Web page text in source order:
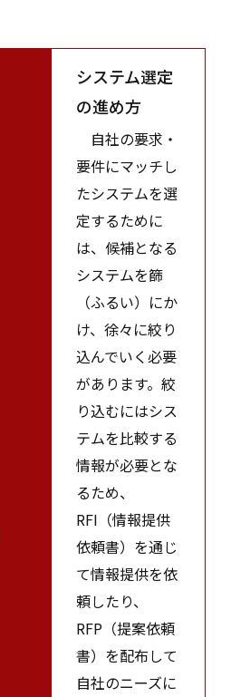
システム選定
の進め方
自社の要求・
要件にマッチし
たシステムを選
定するために
は、候補となる
システムを篩
（ふるい）にか
け、徐々に絞り
込んでいく必要
があります。絞
り込むにはシス
テムを比較する
情報が必要とな
るため、
RFI（情報提供
依頼書）を通じ
て情報提供を依
頼したり、
RFP（提案依頼
書）を配布して
自社のニーズに